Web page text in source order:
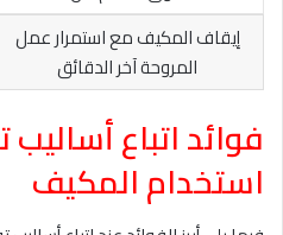
إيقاف المكيف مع استمرار عمل
المروحة آخر الدقائق
فوائد اتباع
استخدام المكيف